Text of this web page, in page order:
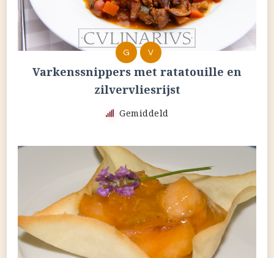
G V
Varkenssnippers met ratatouille en
zilvervliesrijst
Gemiddeld